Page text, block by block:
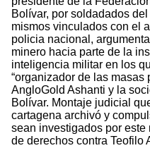
Bolívar, por soldadados
mismos vinculados con el
policia nacional,
minero hacia parte de la
inteligencia militar en los
“organizador de las
AngloGold Ashanti y la
Bolívar. Montaje judicial
cartagena archivó y
sean investigados por
de derechos contra Teofilo